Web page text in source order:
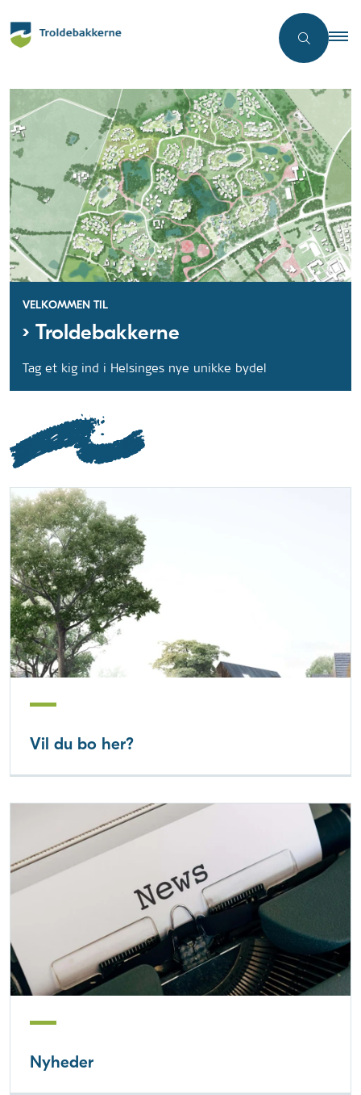
VELKOMMEN TIL
Troldebakkerne
Tag et kig ind i Helsinges nye unikke bydel
Vil du bo her?
Nyheder